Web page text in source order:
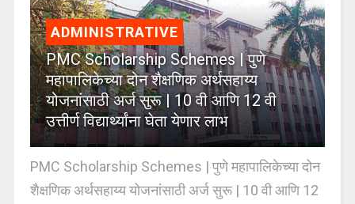
ADMINISTRATIVE
PMC Scholarship Schemes | पुणे
महापालिकेच्या दोन शैक्षणिक अर्थसहाय्य
योजनांसाठी अर्ज सुरू | 10 वी आणि 12 वी
उत्तीर्ण विद्यार्थ्यांना घेता येणार लाभ
PMC Scholarship Schemes | पुणे महापालिकेच्या दोन
शैक्षणिक अर्थसहाय्य योजनांसाठी अर्ज सुरू | 10 वी आणि 12